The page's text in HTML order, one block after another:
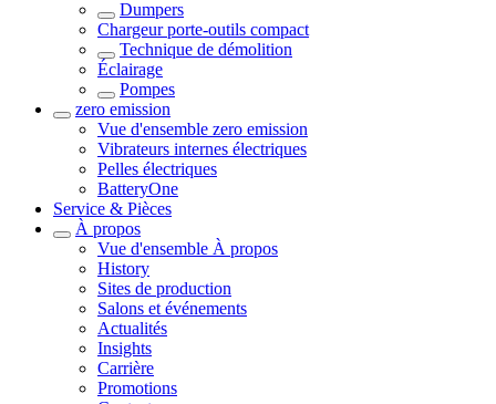
Dumpers
Chargeur porte-outils compact
Technique de démolition
Éclairage
Pompes
zero emission
Vue d'ensemble zero emission
Vibrateurs internes électriques
Pelles électriques
BatteryOne
Service & Pièces
À propos
Vue d'ensemble À propos
History
Sites de production
Salons et événements
Actualités
Insights
Carrière
Promotions